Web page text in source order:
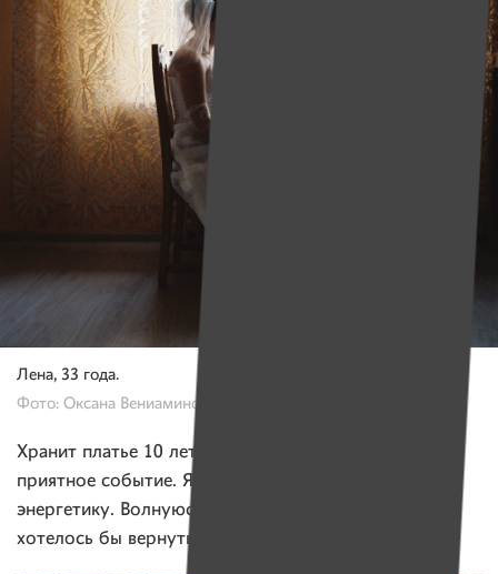
Лена, 33 года.
Фото: Оксана Вениаминова, «Имена»
Хранит платье 10 лет. «Платье — важная память про
приятное событие. Я стала верить, что оно хранит
энергетику. Волнуюсь, что в него не влезу,
хотелось бы вернуться в прежнюю форму».